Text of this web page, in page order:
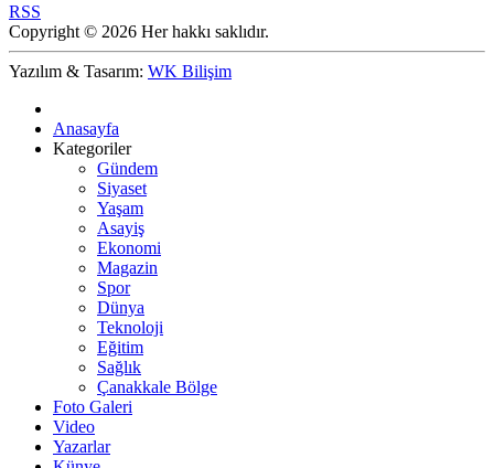
RSS
Copyright © 2026 Her hakkı saklıdır.
Yazılım & Tasarım: WK Bilişim
Anasayfa
Kategoriler
Gündem
Siyaset
Yaşam
Asayiş
Ekonomi
Magazin
Spor
Dünya
Teknoloji
Eğitim
Sağlık
Çanakkale Bölge
Foto Galeri
Video
Yazarlar